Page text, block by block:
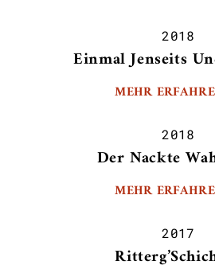
2018
Einmal Jenseits
MEHR
2018
Der Nackte
MEHR
2017